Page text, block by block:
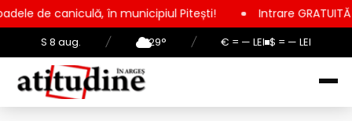
S 8 aug. / 29° / € = — LEI $ = — LEI
în municipiul Pitești! Intrare GRATUITĂ pentru copii,